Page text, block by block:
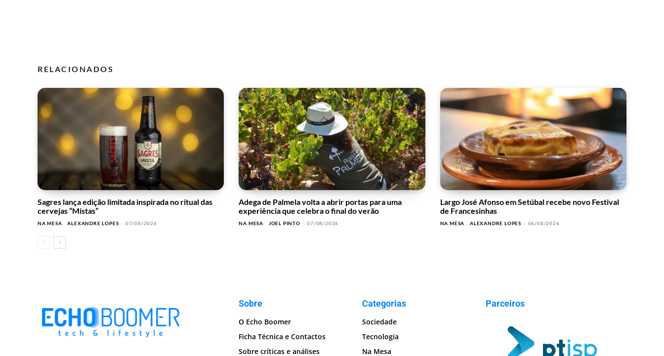
RELACIONADOS
Sagres lança edição limitada inspirada no ritual das
cervejas “Mistas”
NA MESA ALEXANDRE LOPES - 07/08/2026
Adega de Palmela volta a abrir portas para uma
experiência que celebra o final do verão
NA MESA JOEL PINTO - 07/08/2026
Largo José Afonso em Setúbal recebe novo Festival
de Francesinhas
NA MESA ALEXANDRE LOPES - 06/08/2026
Sobre
O Echo Boomer
Ficha Técnica e Contactos
Sobre críticas e análises
Categorias
Sociedade
Tecnologia
Na Mesa
Parceiros